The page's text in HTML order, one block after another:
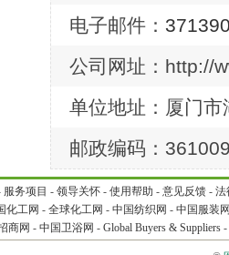
电子邮件：
公司网址：http://
单位地址：厦门
邮政编码：
服务项目 - 领导关怀 - 使用帮助 - 意见反馈 - 法
化工网 - 全球化工网 - 中国纺织网 - 中国服装
商网 - 中国卫浴网 - Global Buyers & Suppliers -